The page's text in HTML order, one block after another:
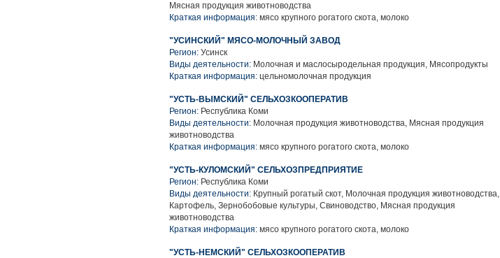
Мясная продукция животноводства
Краткая информация: мясо крупного рогатого скота, молоко
"УСИНСКИЙ" МЯСО-МОЛОЧНЫЙ ЗАВОД
Регион: Усинск
Виды деятельности: Молочная и маслосыродельная продукция, Мясопродукты
Краткая информация: цельномолочная продукция
"УСТЬ-ВЫМСКИЙ" СЕЛЬХОЗКООПЕРАТИВ
Регион: Республика Коми
Виды деятельности: Молочная продукция животноводства, Мясная продукция
животноводства
Краткая информация: мясо крупного рогатого скота, молоко
"УСТЬ-КУЛОМСКИЙ" СЕЛЬХОЗПРЕДПРИЯТИЕ
Регион: Республика Коми
Виды деятельности: Крупный рогатый скот, Молочная продукция животноводства,
Картофель, Зернобобовые культуры, Свиноводство, Мясная продукция
животноводства
Краткая информация: мясо крупного рогатого скота, молоко
"УСТЬ-НЕМСКИЙ" СЕЛЬХОЗКООПЕРАТИВ